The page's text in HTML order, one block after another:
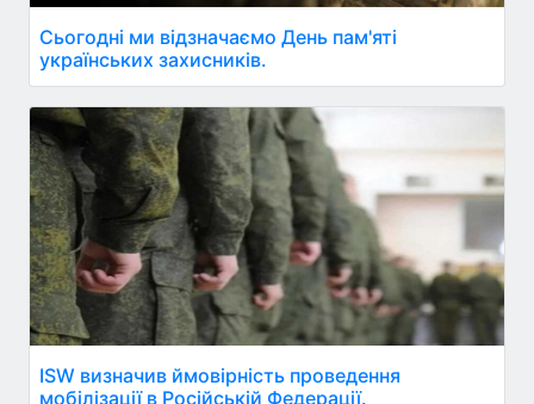
Сьогодні ми відзначаємо День пам'яті
українських захисників.
ISW визначив ймовірність проведення
мобілізації в Російській Федерації.